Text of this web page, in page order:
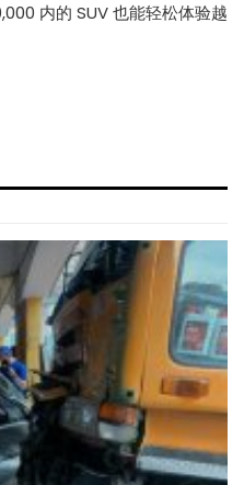
内的 SUV 也能轻松体验越